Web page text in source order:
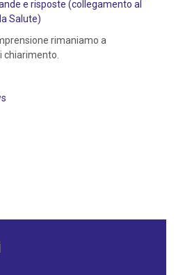
e risposte (collegamento al
Salute)
rimaniamo a
chiarimento.